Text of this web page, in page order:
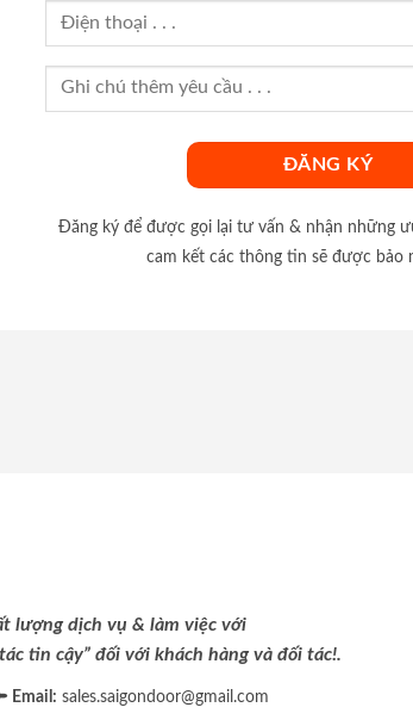
Đăng ký để được gọi lại tư vấn & nhận những
cam kết các thông tin sẽ được bảo
lượng dịch vụ & làm việc với
tin cậy” đối với khách hàng và đối tác!.
Email : sales.saigondoor@gmail.com